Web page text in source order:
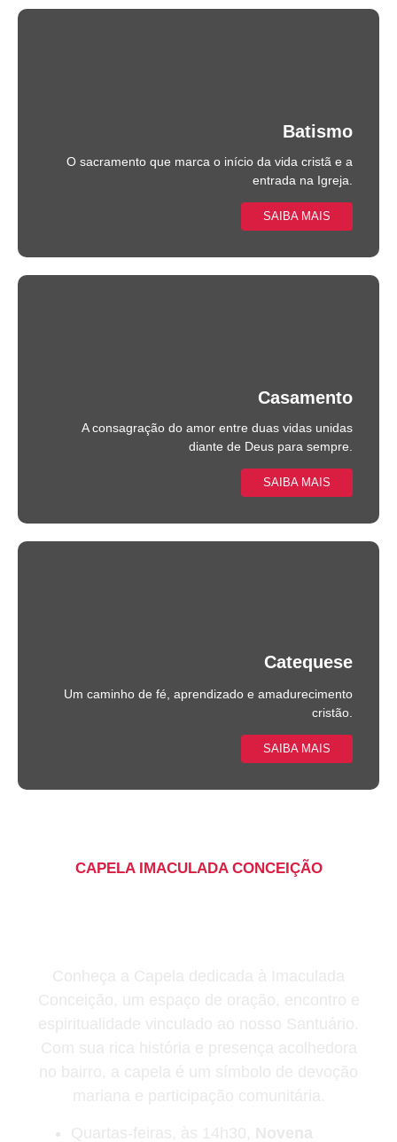
Batismo
O sacramento que marca o início da vida cristã e a
entrada na Igreja.
SAIBA MAIS
Casamento
A consagração do amor entre duas vidas unidas
diante de Deus para sempre.
SAIBA MAIS
Catequese
Um caminho de fé, aprendizado e amadurecimento
cristão.
SAIBA MAIS
CAPELA IMACULADA CONCEIÇÃO